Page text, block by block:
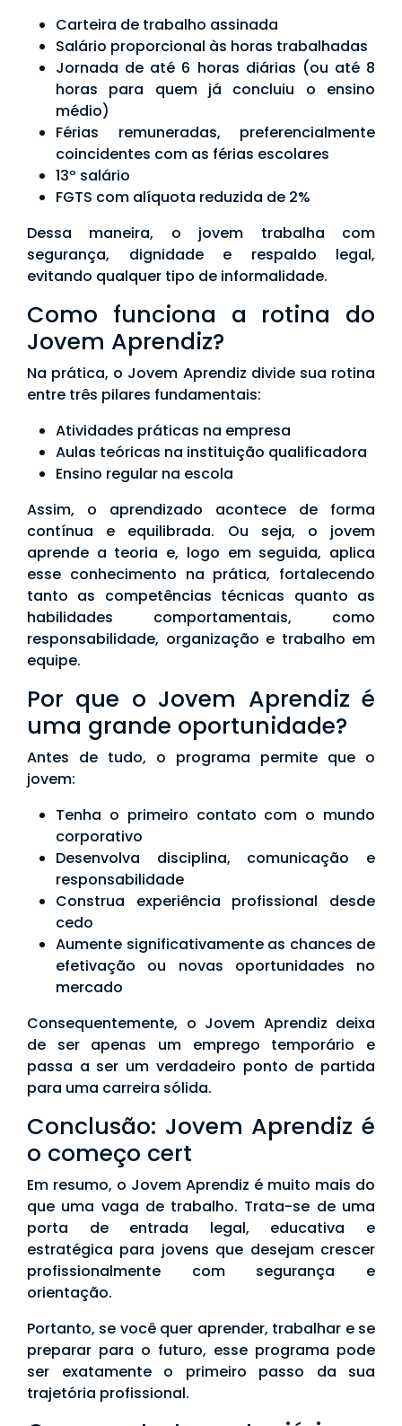
Carteira de trabalho assinada
Salário proporcional às horas trabalhadas
Jornada de até 6 horas diárias (ou até 8
horas para quem já concluiu o ensino
médio)
Férias remuneradas, preferencialmente
coincidentes com as férias escolares
13º salário
FGTS com alíquota reduzida de 2%
Dessa maneira, o jovem trabalha com
segurança, dignidade e respaldo legal,
evitando qualquer tipo de informalidade.
Como funciona a rotina do
Jovem Aprendiz?
Na prática, o Jovem Aprendiz divide sua rotina
entre três pilares fundamentais:
Atividades práticas na empresa
Aulas teóricas na instituição qualificadora
Ensino regular na escola
Assim, o aprendizado acontece de forma
contínua e equilibrada. Ou seja, o jovem
aprende a teoria e, logo em seguida, aplica
esse conhecimento na prática, fortalecendo
tanto as competências técnicas quanto as
habilidades comportamentais, como
responsabilidade, organização e trabalho em
equipe.
Por que o Jovem Aprendiz é
uma grande oportunidade?
Antes de tudo, o programa permite que o
jovem:
Tenha o primeiro contato com o mundo
corporativo
Desenvolva disciplina, comunicação e
responsabilidade
Construa experiência profissional desde
cedo
Aumente significativamente as chances de
efetivação ou novas oportunidades no
mercado
Consequentemente, o Jovem Aprendiz deixa
de ser apenas um emprego temporário e
passa a ser um verdadeiro ponto de partida
para uma carreira sólida.
Conclusão: Jovem Aprendiz é
o começo cert
Em resumo, o Jovem Aprendiz é muito mais do
que uma vaga de trabalho. Trata-se de uma
porta de entrada legal, educativa e
estratégica para jovens que desejam crescer
profissionalmente com segurança e
orientação.
Portanto, se você quer aprender, trabalhar e se
preparar para o futuro, esse programa pode
ser exatamente o primeiro passo da sua
trajetória profissional.